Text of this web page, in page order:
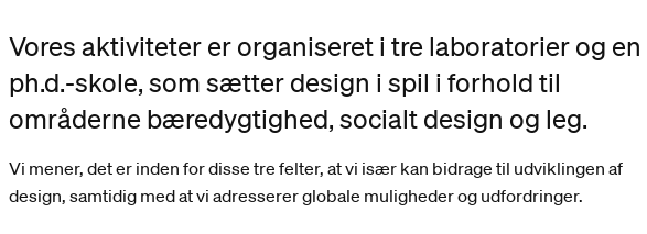
Vores aktiviteter er organiseret i tre laboratorier og en
ph.d.-skole, som sætter design i spil i forhold til
områderne bæredygtighed, socialt design og leg.
Vi mener, det er inden for disse tre felter, at vi især kan bidrage til udviklingen af
design, samtidig med at vi adresserer globale muligheder og udfordringer.